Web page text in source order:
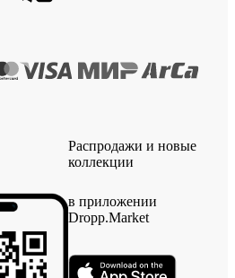
Распродажи и новые
коллекции
в приложении
Dropp.Market